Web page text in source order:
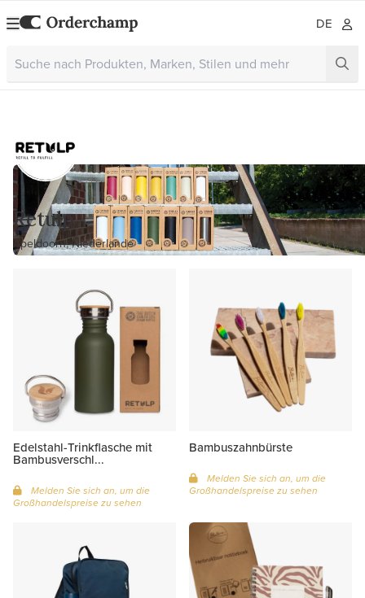
DE
Retulp
Apeldoorn, Niederlande
Edelstahl-Trinkflasche mit
Bambusverschl...
Melden Sie sich an, um die
Großhandelspreise zu sehen
Bambuszahnbürste
Melden Sie sich an, um die
Großhandelspreise zu sehen